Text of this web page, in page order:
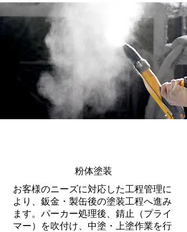
粉体塗装
お客様のニーズに対応した工程管理に
より、鈑金・製缶後の塗装工程へ進み
ます。パーカー処理後、錆止（プライ
マー）を吹付け、中塗・上塗作業を行